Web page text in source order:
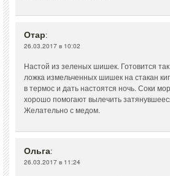
Отар:
26.03.2017 в 10:02
Настой из зеленых шишек. Готовится
ложка измельченных шишек на стакан
в термос и дать настоятся ночь. Соки
хорошо помогают вылечить
Желательно с медом.
Ольга:
26.03.2017 в 11:24